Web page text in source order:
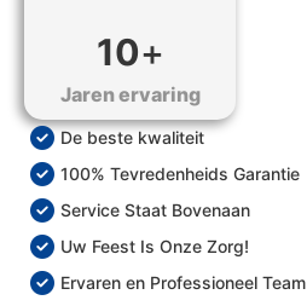
10+
Jaren ervaring
De beste kwaliteit
100% Tevredenheids Garantie
Service Staat Bovenaan
Uw Feest Is Onze Zorg!
Ervaren en Professioneel Team